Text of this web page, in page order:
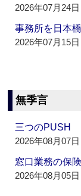
2026年07月24
事務所を日本
2026年07月15
無季言
三つのPUSH
2026年08月07
窓口業務の保
2026年08月05